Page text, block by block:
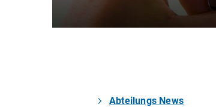
Abteilungs News